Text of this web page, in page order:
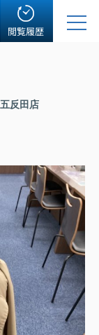
閲覧履歴
反田店